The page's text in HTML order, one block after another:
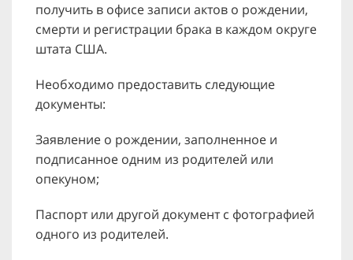
получить в офисе записи актов о рождении,
смерти и регистрации брака в каждом округе
штата США.
Необходимо предоставить следующие
документы:
Заявление о рождении, заполненное и
подписанное одним из родителей или
опекуном;
Паспорт или другой документ с фотографией
одного из родителей.